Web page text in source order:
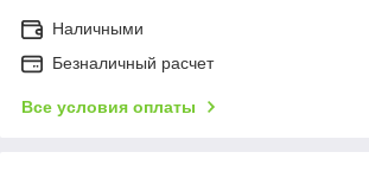
Наличными
Безналичный расчет
Все условия оплаты